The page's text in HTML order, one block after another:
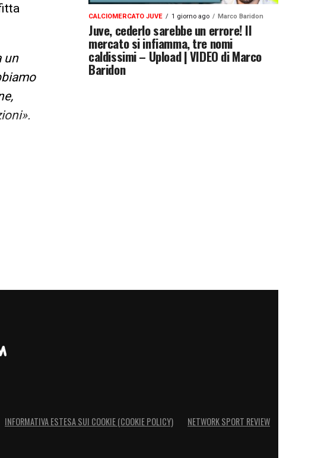
un
CALCIOMERCATO JUVE 1 giorno ago Marco Baridon
Juve, cederlo sarebbe un errore! Il
mercato si infiamma, tre nomi
caldissimi – Upload | VIDEO di Marco
Baridon
INFORMATIVA ESTESA SUI COOKIE (COOKIE POLICY) NETWORK SPORT REVIEW